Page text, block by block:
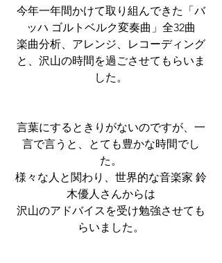
今年一年間かけて取り組んできた「バ
ッハ ゴルトベルク変奏曲」全32曲
楽曲分析、アレンジ、レコーディング
と、沢山の時間を過ごさせてもらいま
した。
言葉にするときりがないのですが、一
言で言うと、とても豊かな時間でし
た。
様々な人と関わり、世界的な音楽家 鈴
木優人さんからは
沢山のアドバイスを受け勉強させても
らいました。